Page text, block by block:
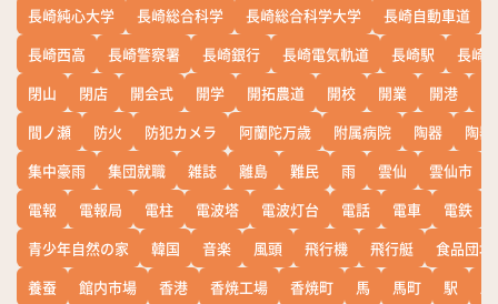
長崎純心大学
長崎総合科学 長崎総合科学大学 長崎自動車道
長崎西高
長崎警察署 長崎銀行 長崎電気軌道 長崎駅
長崎
閉山
閉店 開会式 開学 開拓農道 開校 開業 開港
間ノ瀬
防火 防犯カメラ 阿蘭陀万歳 附属病院 陶器
陶器
集中豪雨
集団就職 雑誌 離島 難民 雨 雲仙 雲仙市
電報
電報局 電柱 電波塔 電波灯台 電話 電車 電鉄
青少年自然の家
韓国 音楽 風頭 飛行機 飛行艇
食品団地
養蚕
館内市場 香港 香焼工場 香焼町 馬 馬町 駅